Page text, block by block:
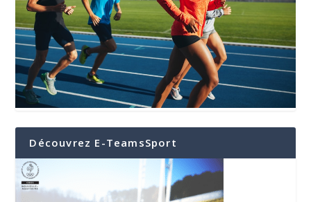
Découvrez E-TeamsSport